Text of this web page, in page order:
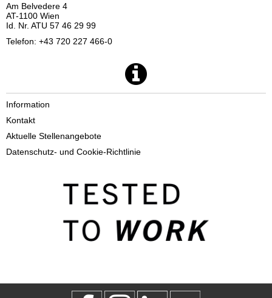
Am Belvedere 4
AT-1100 Wien
Id. Nr. ATU 57 46 29 99
Telefon: +43 720 227 466-0
Information
Kontakt
Aktuelle Stellenangebote
Datenschutz- und Cookie-Richtlinie